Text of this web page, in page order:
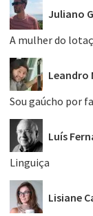
Juliano
A mulher do
Leandro
Sou gaúcho por
Luís
Linguiça
Lisiane